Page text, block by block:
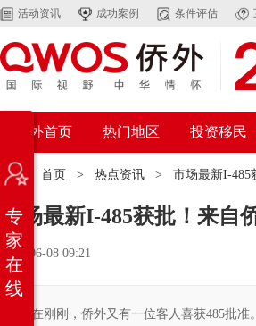
活动资讯 成功案例 条件评估
侨外首页 热门地区 投资移民
位置： 首页 > 热点资讯 > 市场最新I-485
市场最新I-485获批！来自
2026-06-08 09:21
就在刚刚，侨外又有一位客人喜获485批
专
家
在
线